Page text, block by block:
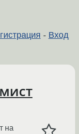
- Вход
на